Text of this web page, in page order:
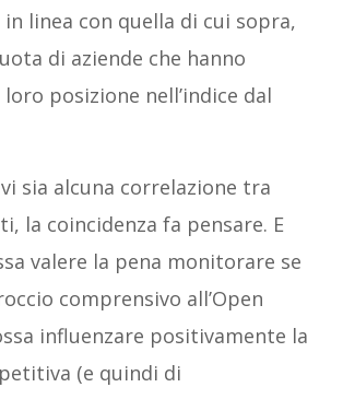
linea con quella di cui sopra,
di aziende che hanno
posizione nell’indice dal
sia alcuna correlazione tra
la coincidenza fa pensare. E
valere la pena monitorare se
comprensivo all’Open
influenzare positivamente la
(e quindi di